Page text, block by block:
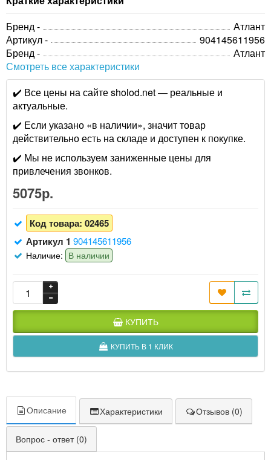
Бренд -
Атлант
Артикул -
904145611956
Бренд -
Атлант
Смотреть все характеристики
✔️ Все цены на сайте sholod.net — реальные и
актуальные.
✔️ Если указано «в наличии», значит товар
действительно есть на складе и доступен к покупке.
✔️ Мы не используем заниженные цены для
привлечения звонков.
5075р.
Код товара: 02465
Артикул 1 904145611956
Наличие: В наличии
КУПИТЬ
КУПИТЬ В 1 КЛИК
Описание Характеристики Отзывов (0)
Вопрос - ответ (0)